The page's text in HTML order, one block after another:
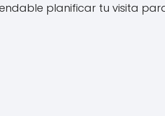
planificar tu visita